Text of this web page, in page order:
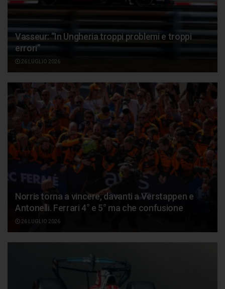
Vasseur: “In Ungheria troppi problemi e troppi
errori”
26 LUGLIO 2026
Norris torna a vincere, davanti a Verstappen e
Antonelli. Ferrari 4° e 5° ma che confusione
26 LUGLIO 2026